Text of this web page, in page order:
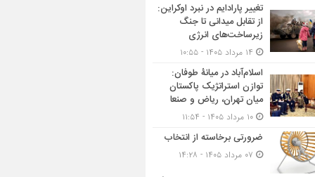
تغییر پارادایم در نبرد اوکراین:
از تقابل میدانی تا جنگ
زیرساخت‌های انرژی
اسلام‌آباد در میانۀ طوفان:
توازن استراتژیک پاکستان
میان تهران، ریاض و صنعا
ضرورتی برخاسته از انتخاب